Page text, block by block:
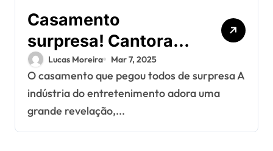
Casamento
surpresa! Cantora
pop e astro do
cinema se casam em
cerimônia secreta
Lucas Moreira Mar 7, 2025
O casamento que pegou todos de surpresa A
indústria do entretenimento adora uma
grande revelação,...